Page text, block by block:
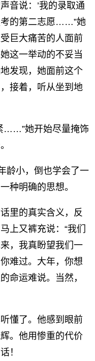
音说：’我的录取通
考的第二志愿……”她
巨大痛苦的人面前
这一举动的不妥当
发现，她面前这个
接着，听从坐到地
……”她开始尽量掩饰
龄小，倒也学会了一
种明确的思想。
里的真实含义，反
上又裤充说：“我们
，我真盼望我们一
难过。大年，你想
命运难说。当然，
懂了。他感到眼前
。他用惨重的代价
！